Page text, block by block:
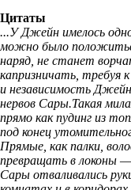
Цитаты
...У Джейн имелось
можно было
наряд, не станет
капризничать, требуя
и независимость
нервов Сары.Такая
прямо как пудинг из
под конец
Прямые, как палки,
превращать в локоны
Сары отваливались